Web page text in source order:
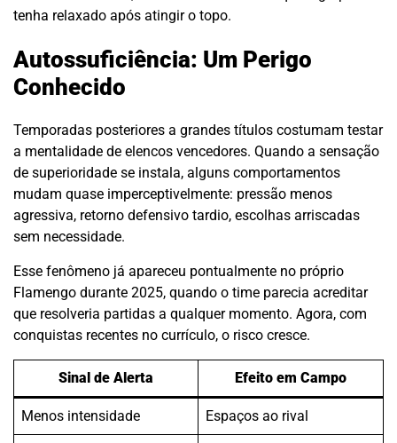
tenha relaxado após atingir o topo.
Autossuficiência: Um Perigo
Conhecido
Temporadas posteriores a grandes títulos costumam testar
a mentalidade de elencos vencedores. Quando a sensação
de superioridade se instala, alguns comportamentos
mudam quase imperceptivelmente: pressão menos
agressiva, retorno defensivo tardio, escolhas arriscadas
sem necessidade.
Esse fenômeno já apareceu pontualmente no próprio
Flamengo durante 2025, quando o time parecia acreditar
que resolveria partidas a qualquer momento. Agora, com
conquistas recentes no currículo, o risco cresce.
Sinal de Alerta Efeito em Campo
Menos intensidade Espaços ao rival